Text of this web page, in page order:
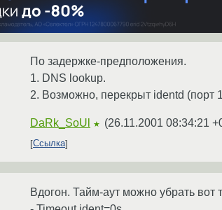
По задержке-предположения.
1. DNS lookup.
2. Возможно, перекрыт identd (порт
DaRk_SoUl ★ (26.11.2001 08:34:21
Ссылка
Вдогон. Тайм-аут можно убрать вот